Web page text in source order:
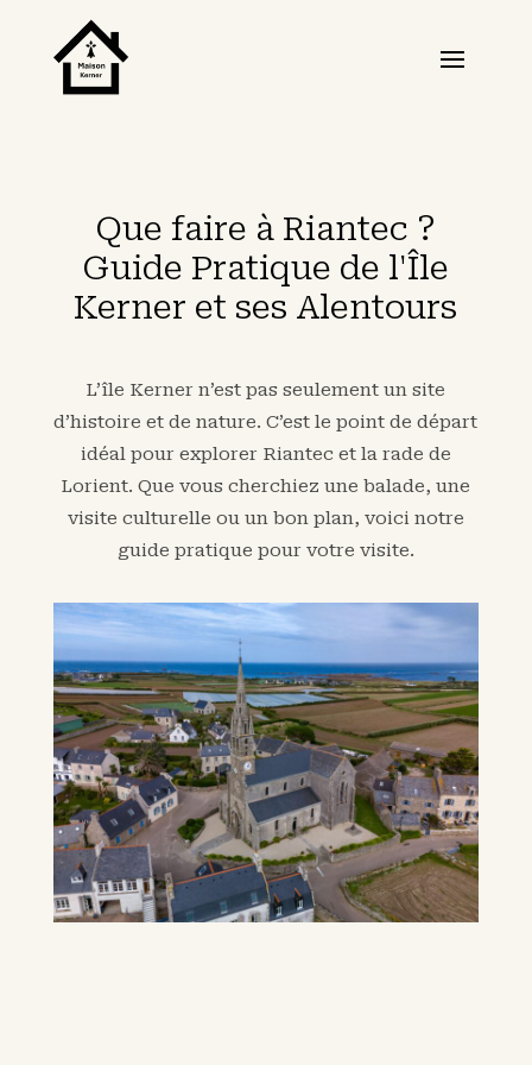
Que faire à Riantec ?
Guide Pratique de l'Île
Kerner et ses Alentours
L’île Kerner n’est pas seulement un site
d’histoire et de nature. C’est le point de départ
idéal pour explorer Riantec et la rade de
Lorient. Que vous cherchiez une balade, une
visite culturelle ou un bon plan, voici notre
guide pratique pour votre visite.